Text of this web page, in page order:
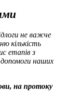
не важче
кількість
етапів з
наших
на протоку